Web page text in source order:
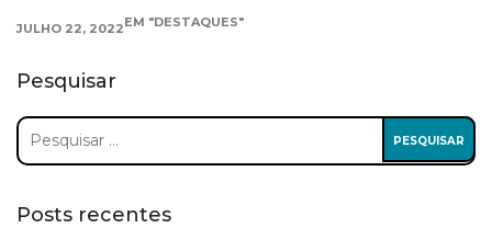
JULHO 22, 2022EM "DESTAQUES"
Pesquisar
Pesquisar
por:
Posts recentes